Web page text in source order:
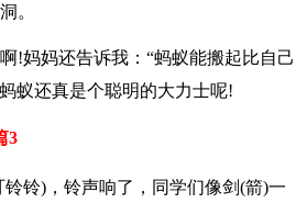
。
!妈妈还告诉我：“蚂蚁能搬起比自己
蚁还真是个聪明的大力士呢!
3
铃铃)，铃声响了，同学们像剑(箭)一